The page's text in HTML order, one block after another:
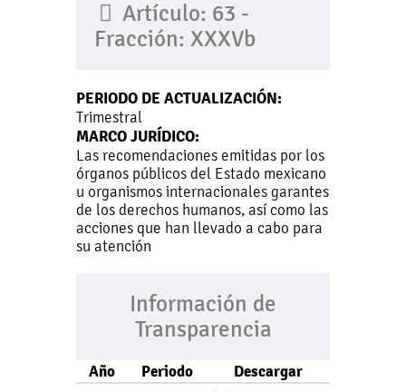
Artículo: 63 -
Fracción: XXXVb
PERIODO DE ACTUALIZACIÓN:
Trimestral
MARCO JURÍDICO:
Las recomendaciones emitidas por los
órganos públicos del Estado mexicano
u organismos internacionales garantes
de los derechos humanos, así como las
acciones que han llevado a cabo para
su atención
Información de
Transparencia
Año Periodo Descargar